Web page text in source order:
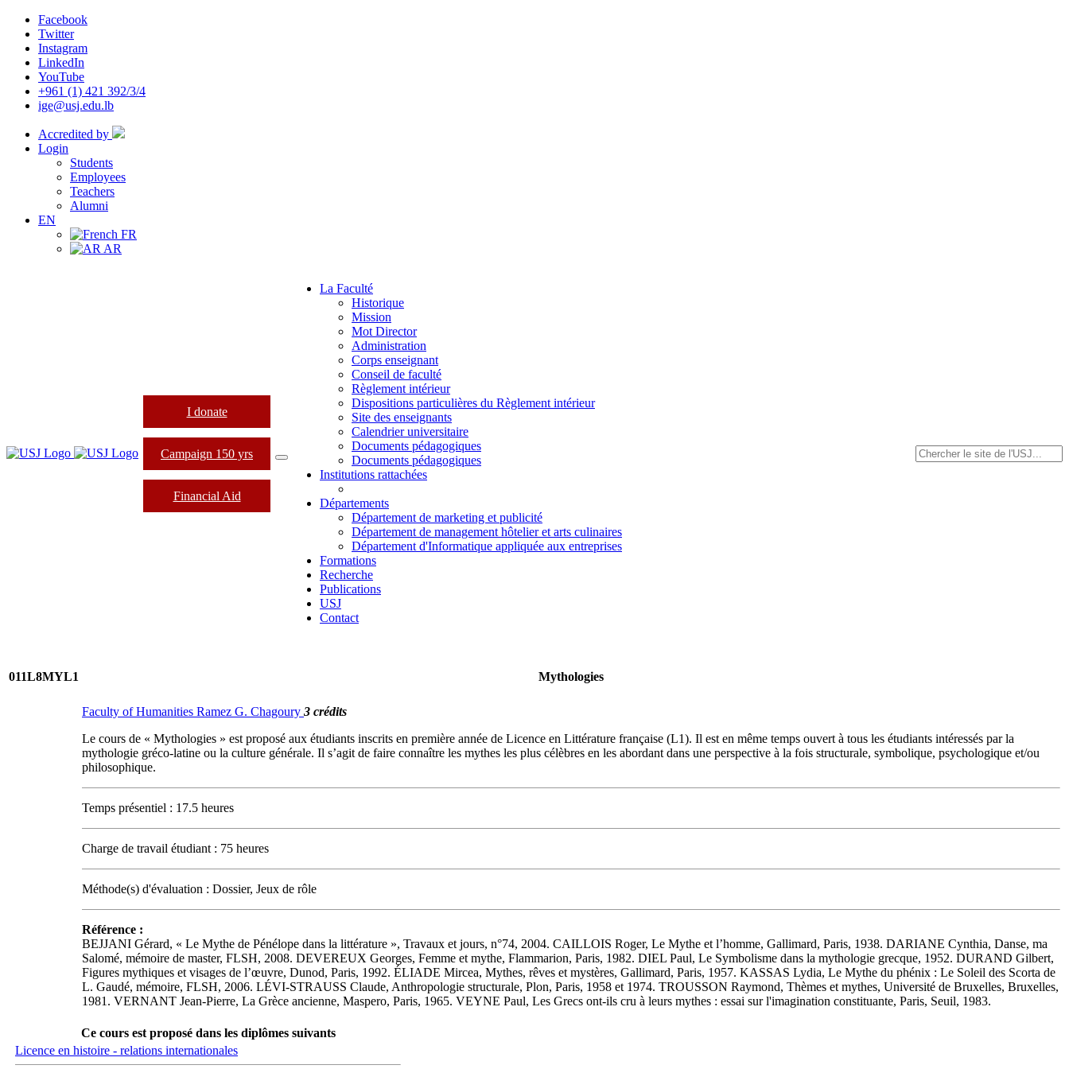
Facebook
Twitter
Instagram
LinkedIn
YouTube
+961 (1) 421 392/3/4
ige@usj.edu.lb
Accredited by
Login
Students
Employees
Teachers
Alumni
EN
FR
AR
I donate
Campaign 150 yrs
Financial Aid
La Faculté
Historique
Mission
Mot Director
Administration
Corps enseignant
Conseil de faculté
Règlement intérieur
Dispositions particulières du Règlement intérieur
Site des enseignants
Calendrier universitaire
Documents pédagogiques
Documents pédagogiques
Institutions rattachées
Départements
Département de marketing et publicité
Département de management hôtelier et arts culinaires
Département d'Informatique appliquée aux entreprises
Formations
Recherche
Publications
USJ
Contact
011L8MYL1 Mythologies
Faculty of Humanities Ramez G. Chagoury 3 crédits
Le cours de « Mythologies » est proposé aux étudiants inscrits en première année de Licence en Littérature française (L1). Il est en même temps ouvert à tous les étudiants intéressés par la
mythologie gréco-latine ou la culture générale. Il s’agit de faire connaître les mythes les plus célèbres en les abordant dans une perspective à la fois structurale, symbolique, psychologique et/ou
philosophique.
Temps présentiel : 17.5 heures
Charge de travail étudiant : 75 heures
Méthode(s) d'évaluation : Dossier, Jeux de rôle
Référence :
BEJJANI Gérard, « Le Mythe de Pénélope dans la littérature », Travaux et jours, n°74, 2004. CAILLOIS Roger, Le Mythe et l’homme, Gallimard, Paris, 1938. DARIANE Cynthia, Danse, ma
Salomé, mémoire de master, FLSH, 2008. DEVEREUX Georges, Femme et mythe, Flammarion, Paris, 1982. DIEL Paul, Le Symbolisme dans la mythologie grecque, 1952. DURAND Gilbert,
Figures mythiques et visages de l’œuvre, Dunod, Paris, 1992. ÉLIADE Mircea, Mythes, rêves et mystères, Gallimard, Paris, 1957. KASSAS Lydia, Le Mythe du phénix : Le Soleil des Scorta de
L. Gaudé, mémoire, FLSH, 2006. LÉVI-STRAUSS Claude, Anthropologie structurale, Plon, Paris, 1958 et 1974. TROUSSON Raymond, Thèmes et mythes, Université de Bruxelles, Bruxelles,
1981. VERNANT Jean-Pierre, La Grèce ancienne, Maspero, Paris, 1965. VEYNE Paul, Les Grecs ont-ils cru à leurs mythes : essai sur l'imagination constituante, Paris, Seuil, 1983.
Ce cours est proposé dans les diplômes suivants
Licence en histoire - relations internationales